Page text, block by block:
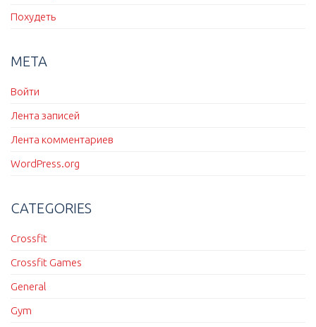
Похудеть
МЕТА
Войти
Лента записей
Лента комментариев
WordPress.org
CATEGORIES
Crossfit
Crossfit Games
General
Gym